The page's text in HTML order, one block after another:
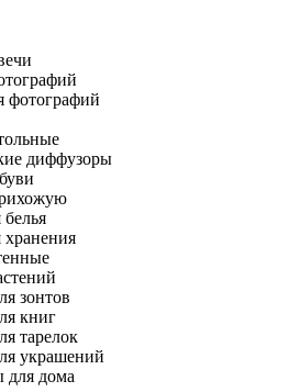
фотографий
диффузоры
зонтов
книг
тарелок
украшений
для дома